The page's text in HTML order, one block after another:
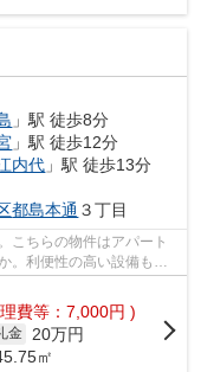
」駅 徒歩8分
」駅 徒歩12分
内代 」駅 徒歩13分
都島本通 ３丁目
ちらの物件はアパート
。利便性の高い設備も充
費等：7,000円 )
金
20万円
㎡